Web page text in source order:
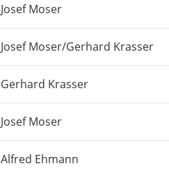
Josef Moser
Josef Moser/Gerhard Krasser
Gerhard Krasser
Josef Moser
Alfred Ehmann